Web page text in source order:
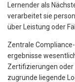
Lernender als
verarbeitet sie
über Leistung oder
Zentrale
ergebnisse
Zertifizierungen oder
zugrunde liegende